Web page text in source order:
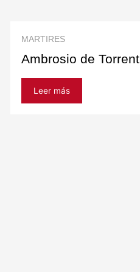
MARTIRES
Ambrosio de Torrent
Leer más